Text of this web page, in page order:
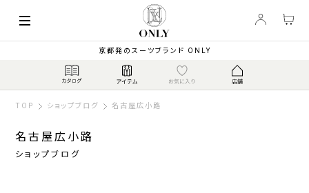
京都発のスーツブランド ONLY
TOP ショップブログ 名古屋広小路
名古屋広小路
ショップブログ